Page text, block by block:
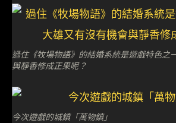
過住《牧場物語》的結婚系統是遊戲特色之
與靜香修成正果呢？
今次遊戲的城鎮「萬物鎮」